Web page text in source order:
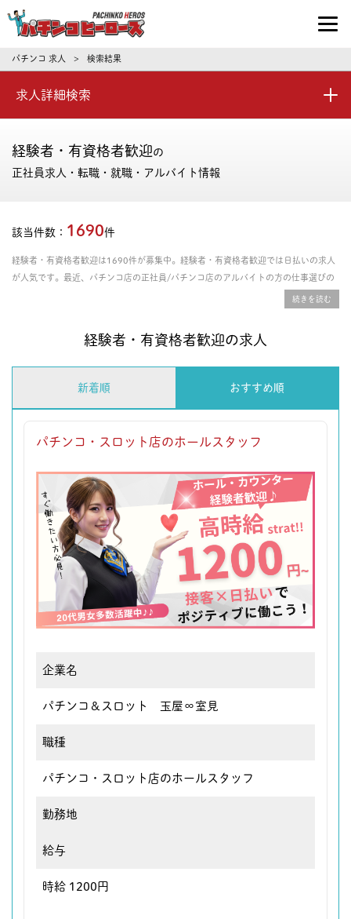
パチンコ求人・転職ならパチンコヒーロ
パチンコ 求人 > 検索結果
求人詳細検索
経験者・有資格者歓迎の
正社員求人・転職・就職・アルバイト情報
該当件数： 1690件
経験者・有資格者歓迎は1690件が募集中。経験者・有資格者歓迎では日払いの求人
が人気です。最近、パチンコ店の正社員/パチンコ店のアルバイトの方の仕事選びの
傾向としては、資格取得支援あり、年間休日の多さ、残業時間の少なさを重視される
経験者・有資格者歓迎の求人
新着順 おすすめ順
パチンコ・スロット店のホールスタッフ
企業名
パチンコ＆スロット 玉屋∞室見
職種
パチンコ・スロット店のホールスタッフ
勤務地
給与
時給 1200円